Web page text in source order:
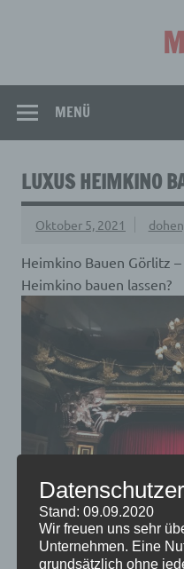
MENÜ
LUXUS HEIMKINO
Oktober 5, 2021
Heimkino Bauen Görlitz
Heimkino bauen lassen?
Stand: 09.09.2020
Wir freuen uns sehr
Unternehmen. Eine
grundsätzlich ohne